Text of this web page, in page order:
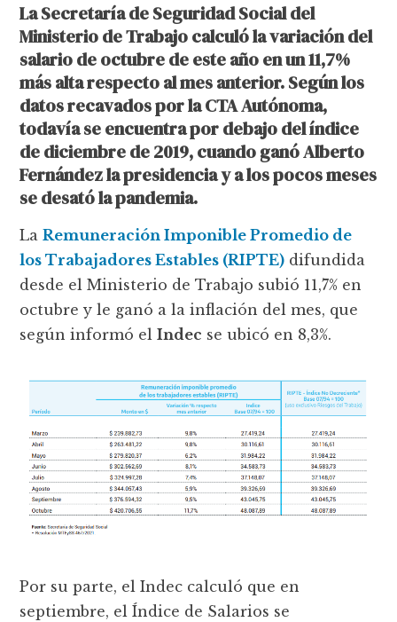
La Secretaría de Seguridad Social del
Ministerio de Trabajo calculó la variación del
salario de octubre de este año en un 11,7%
más alta respecto al mes anterior. Según los
datos recavados por la CTA Autónoma,
todavía se encuentra por debajo del índice
de diciembre de 2019, cuando ganó Alberto
Fernández la presidencia y a los pocos meses
se desató la pandemia.
LaRemuneración Imponible Promedio de
los Trabajadores Estables (RIPTE) difundida
desde el Ministerio de Trabajo subió 11,7% en
octubre y le ganó a la inflación del mes, que
según informó elIndec se ubicó en 8,3%.
Por su parte, el Indec calculó que en
septiembre, el Índice de Salarios se